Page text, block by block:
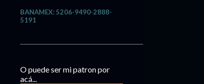
BANAMEX: 5206-9490-2888-
5191
O puede ser mi patron por
acá...